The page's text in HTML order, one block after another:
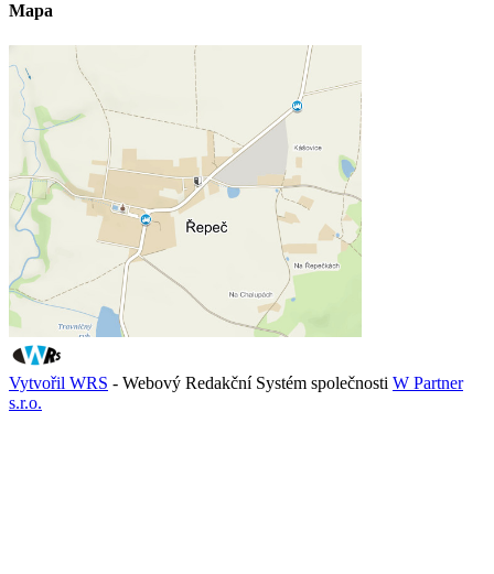
Mapa
Vytvořil WRS - Webový Redakční Systém společnosti W Partner
s.r.o.